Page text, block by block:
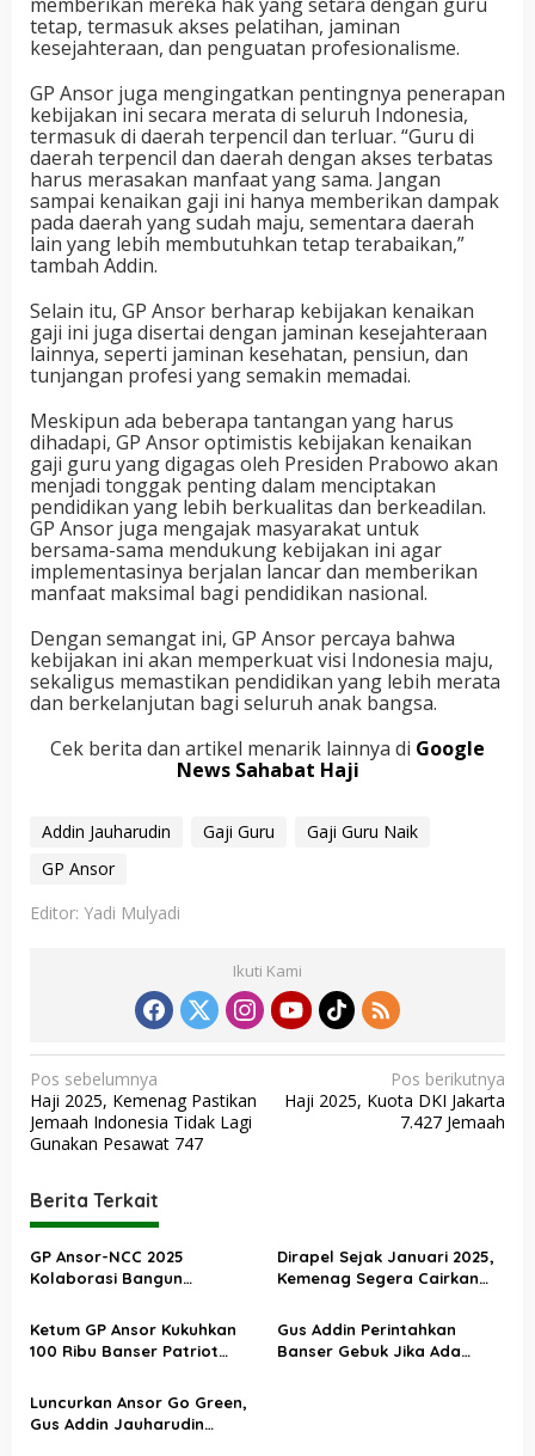
tetap, termasuk akses pelatihan, jaminan
kesejahteraan, dan penguatan profesionalisme.
GP Ansor juga mengingatkan pentingnya penerapan
kebijakan ini secara merata di seluruh Indonesia,
termasuk di daerah terpencil dan terluar. “Guru di
daerah terpencil dan daerah dengan akses terbatas
harus merasakan manfaat yang sama. Jangan
sampai kenaikan gaji ini hanya memberikan dampak
pada daerah yang sudah maju, sementara daerah
lain yang lebih membutuhkan tetap terabaikan,”
tambah Addin.
Selain itu, GP Ansor berharap kebijakan kenaikan
gaji ini juga disertai dengan jaminan kesejahteraan
lainnya, seperti jaminan kesehatan, pensiun, dan
tunjangan profesi yang semakin memadai.
Meskipun ada beberapa tantangan yang harus
dihadapi, GP Ansor optimistis kebijakan kenaikan
gaji guru yang digagas oleh Presiden Prabowo akan
menjadi tonggak penting dalam menciptakan
pendidikan yang lebih berkualitas dan berkeadilan.
GP Ansor juga mengajak masyarakat untuk
bersama-sama mendukung kebijakan ini agar
implementasinya berjalan lancar dan memberikan
manfaat maksimal bagi pendidikan nasional.
Dengan semangat ini, GP Ansor percaya bahwa
kebijakan ini akan memperkuat visi Indonesia maju,
sekaligus memastikan pendidikan yang lebih merata
dan berkelanjutan bagi seluruh anak bangsa.
Cek berita dan artikel menarik lainnya di Google
News Sahabat Haji
Addin Jauharudin Gaji Guru
Gaji Guru Naik
GP Ansor
Editor: Yadi Mulyadi
Ikuti Kami
N
a
v
g
a
s
p
s
Pos sebelumnya
Haji 2025, Kemenag Pastikan
Jemaah Indonesia Tidak Lagi
Gunakan Pesawat 747
Pos berikutnya
Haji 2025, Kuota DKI Jakarta
7.427 Jemaah
Berita Terkait
GP Ansor-NCC 2025
Kolaborasi Bangun
Dirapel Sejak Januari 2025,
Kemenag Segera Cairkan
Guru Non ASN
Ketum GP Ansor Kukuhkan
100 Ribu Banser Patriot
Gus Addin Perintahkan
Banser Gebuk Jika Ada
Luncurkan Ansor Go Green,
Gus Addin Jauharudin